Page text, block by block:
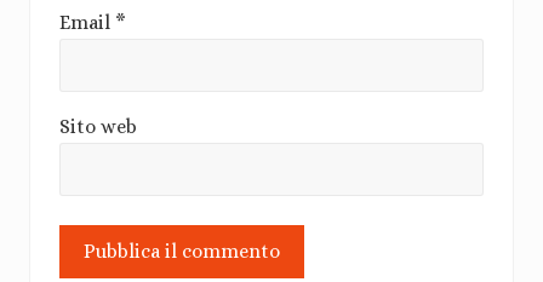
Email *
Sito web